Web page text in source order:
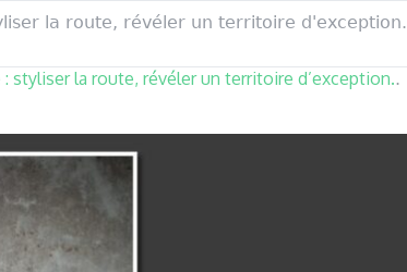
la route, révéler un territoire d'exception.
: styliser la route, révéler un territoire d’exception..